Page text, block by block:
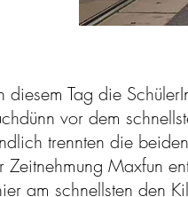
Tag die
vor dem
trennten die
Maxfun
am schnellsten den